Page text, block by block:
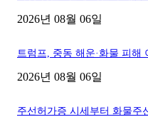
2026년 08월 06일
트럼프, 중동 해운·화물 피해
2026년 08월 06일
주선허가증 시세부터 화물주